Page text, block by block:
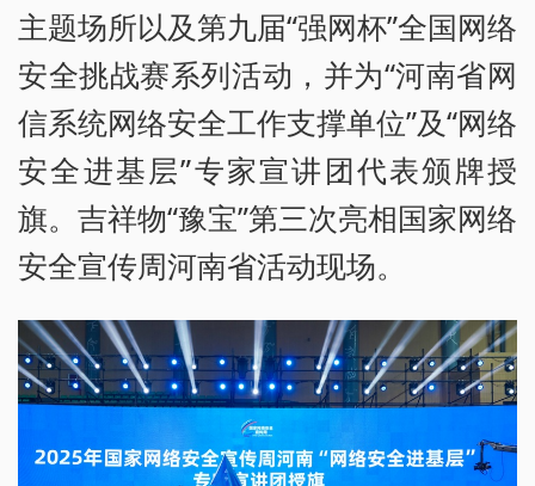
主题场所以及第九届“强网杯”全国网络
安全挑战赛系列活动，并为“河南省网
信系统网络安全工作支撑单位”及“网络
安全进基层”专家宣讲团代表颁牌授
旗。吉祥物“豫宝”第三次亮相国家网络
安全宣传周河南省活动现场。